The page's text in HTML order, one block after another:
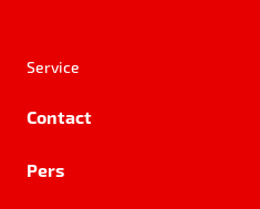
Service
Contact
Pers